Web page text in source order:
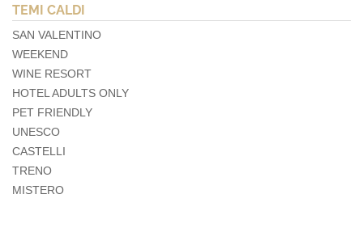
TEMI CALDI
SAN VALENTINO
WEEKEND
WINE RESORT
HOTEL ADULTS ONLY
PET FRIENDLY
UNESCO
CASTELLI
TRENO
MISTERO